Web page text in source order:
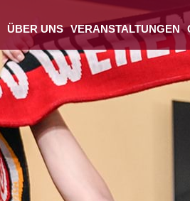
ÜBER UNS VERANSTALTUNGEN